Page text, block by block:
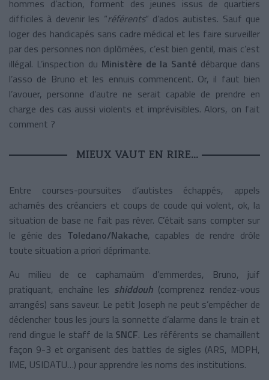
hommes d’action, forment des jeunes issus de quartiers
difficiles à devenir les “référents” d’ados autistes. Sauf que
loger des handicapés sans cadre médical et les faire surveiller
par des personnes non diplômées, c’est bien gentil, mais c’est
illégal. L’inspection du Ministère de la Santé débarque dans
l’asso de Bruno et les ennuis commencent. Or, il faut bien
l’avouer, personne d’autre ne serait capable de prendre en
charge des cas aussi violents et imprévisibles. Alors, on fait
comment ?
MIEUX VAUT EN RIRE…
Entre courses-poursuites d’autistes échappés, appels
acharnés des créanciers et coups de coude qui volent, ok, la
situation de base ne fait pas rêver. C’était sans compter sur
le génie des Toledano/Nakache, capables de rendre drôle
toute situation a priori déprimante.
Au milieu de ce capharnaüm d’emmerdes, Bruno, juif
pratiquant, enchaîne les shiddouh (comprenez rendez-vous
arrangés) sans saveur. Le petit Joseph ne peut s’empêcher de
déclencher tous les jours la sonnette d’alarme dans le train et
rend dingue le staff de la SNCF. Les référents se chamaillent
façon 9-3 et organisent des battles de sigles (ARS, MDPH,
IME, USIDATU…) pour apprendre les noms des institutions.